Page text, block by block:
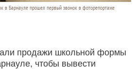
в Барнауле прошел первый звонок в фоторепортаже
продажи школьной формы
чтобы вывести